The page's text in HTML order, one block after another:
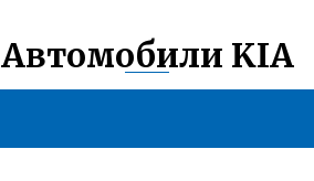
Автомобили KIA